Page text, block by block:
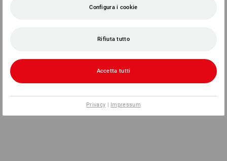
Configura i cookie
Rifiuta tutto
Accetta tutti
Privacy | Impressum